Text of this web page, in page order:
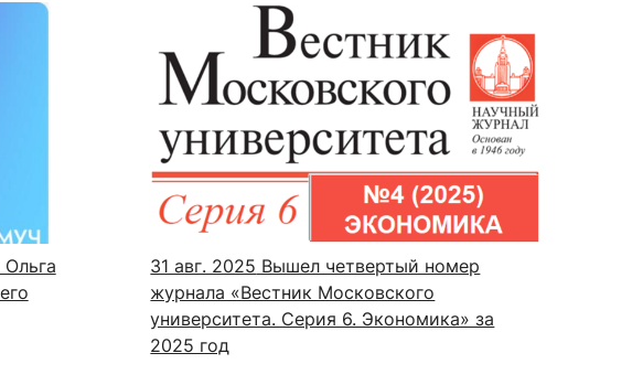
31 авг. 2025 Вышел четвертый номер
журнала «Вестник Московского
университета. Серия 6. Экономика» за
2025 год